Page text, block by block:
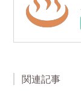
関連記事